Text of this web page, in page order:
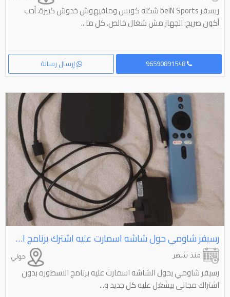
ريسفر beIN Sports شكله كويس ومافيهوش خدوش كبيرة. أحب
أكون صريح: الجهاز مش شغال خالص، كل ما...
إرسال رسالة
رسيفر شاومي حول شاشه اسمارت عليه اشترك برنامج الاسطوره مجاني مده الحياه السعر ⁦⁦8⁩⁩ دينار
حولي منذ شهر
رسيفر شاومي يحول الشاشه اسمارت عليه برنامج الاسطوره بدون
اشتراك مجانى بيشغل عليه كل جديد و...